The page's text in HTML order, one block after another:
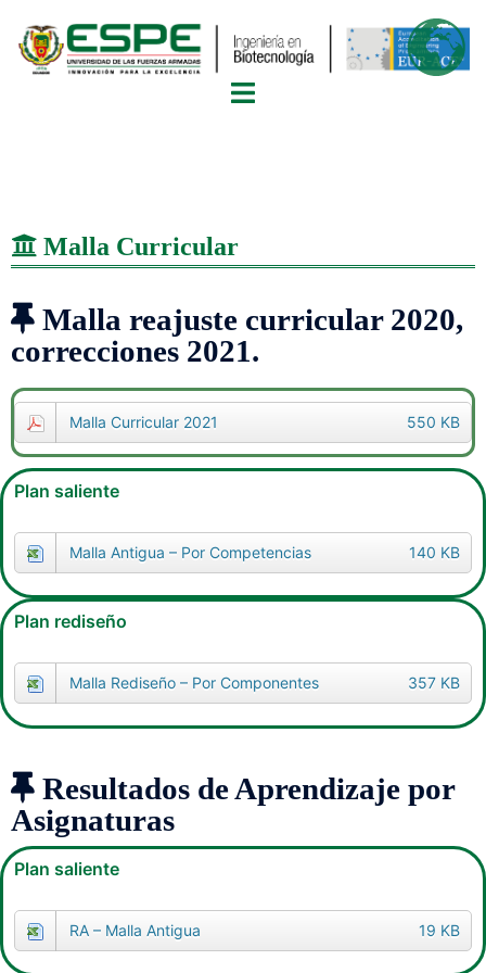
Malla Curricular
Malla reajuste curricular 2020,
correcciones 2021.
550 KB
Malla Curricular 2021
Plan saliente
140 KB
Malla Antigua – Por Competencias
Plan rediseño
357 KB
Malla Rediseño – Por Componentes
Resultados de Aprendizaje por
Asignaturas
Plan saliente
19 KB
RA – Malla Antigua